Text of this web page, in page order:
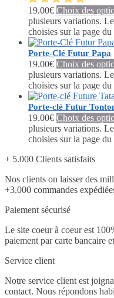
19.00€ Choix des
plusieurs variations.
choisies sur la page
Porte-Clé Futur Papa
19.00€ Choix des
plusieurs variations.
choisies sur la page
Porte-clé Futur
19.00€ Choix des
plusieurs variations.
choisies sur la page
+ 5.000 Clients satisfaits
Nos clients on laisser des
+3.000 commandes
Paiement sécurisé
Le site coeur à coeur est
paiement par carte bancaire
Service client
Notre service client est
contact. Nous répondons